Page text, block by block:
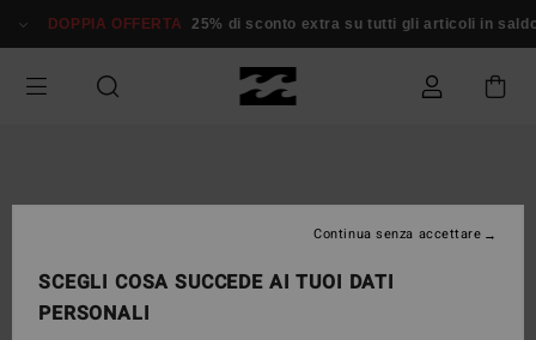
alle
prodotto
DOPPIA OFFERTA 25% di sconto extra su tutti gli articoli in
SCEGLI COSA SUCCEDE AI TUOI DATI
PERSONALI
Continua senza accettare